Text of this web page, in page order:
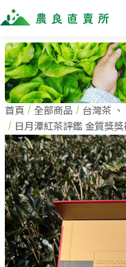
全部商品
全部商品
當季優質水果專區
鳳梨專區
柚子專區
禮盒專區
新鮮蔬菜
米、雜糧
麵食、米粉
油、醬油
調味、醬料
加工食品
最新消息
商家一覽
全部商家
農企業
小農
農會
蔬果知識+
蔬果文化
美味食譜
常見問題
關於我們
關於我們
加入我們
訂單查詢
首頁 全部商品 台灣茶、
日月潭紅茶評鑑 金質獎